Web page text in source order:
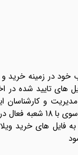
خود در زمینه
های تایید شده در
و
طرفین معامله ها را
های خرید ویلا